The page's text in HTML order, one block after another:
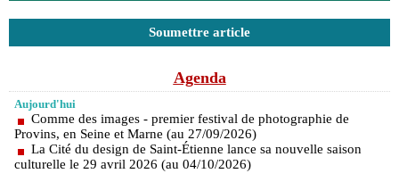
Soumettre article
Agenda
Aujourd'hui
Comme des images - premier festival de photographie de
Provins, en Seine et Marne (au 27/09/2026)
La Cité du design de Saint-Étienne lance sa nouvelle saison
culturelle le 29 avril 2026 (au 04/10/2026)